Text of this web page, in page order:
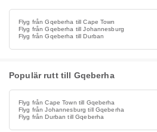
Flyg från Gqeberha till Cape Town
Flyg från Gqeberha till Johannesburg
Flyg från Gqeberha till Durban
Populär rutt till Gqeberha
Flyg från Cape Town till Gqeberha
Flyg från Johannesburg till Gqeberha
Flyg från Durban till Gqeberha